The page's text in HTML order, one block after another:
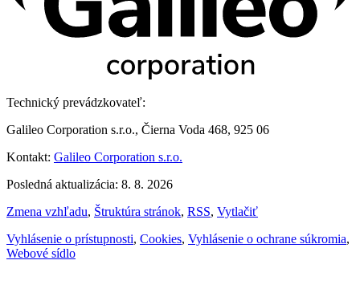
Technický prevádzkovateľ:
Galileo Corporation s.r.o., Čierna Voda 468, 925 06
Kontakt: Galileo Corporation s.r.o.
Posledná aktualizácia: 8. 8. 2026
Zmena vzhľadu, Štruktúra stránok, RSS, Vytlačiť
Vyhlásenie o prístupnosti, Cookies, Vyhlásenie o ochrane súkromia,
Webové sídlo